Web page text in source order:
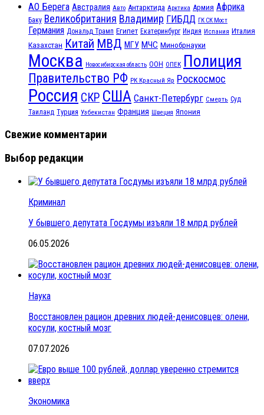
АО Берега Австралия Авто Антарктида Арктика Армия Африка
Баку Великобритания Владимир ГИБДД ГК СК Мост
Германия Дональд Трамп Египет Екатеринбург Индия Испания Италия
Казахстан Китай МВД МГУ МЧС Минобрнауки
Москва Новосибирская область ООН ОПЕК Полиция
Правительство РФ РК Красный Яр Роскосмос
Россия СКР США Санкт-Петербург Смерть Суд
Таиланд Турция Узбекистан Франция Швеция Япония
Свежие комментарии
Выбор редакции
Криминал
У бывшего депутата Госдумы изъяли 18 млрд рублей
06.05.2026
Наука
Восстановлен рацион древних людей-денисовцев: олени,
косули, костный мозг
07.07.2026
Экономика